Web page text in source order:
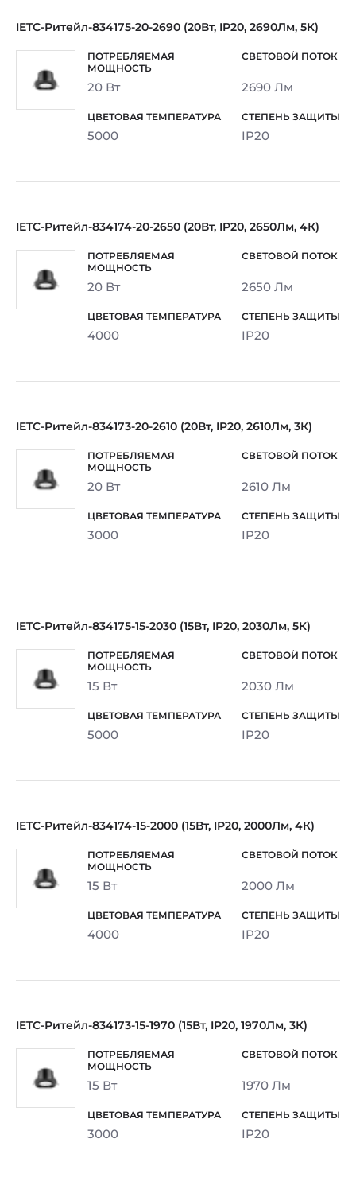
IETC-Ритейл-834175-20-2690 (20Вт, IP20, 2690Лм, 5К)
20 Вт 2690 Лм
5000 IP20
IETC-Ритейл-834174-20-2650 (20Вт, IP20, 2650Лм, 4К)
20 Вт 2650 Лм
4000 IP20
IETC-Ритейл-834173-20-2610 (20Вт, IP20, 2610Лм, 3К)
20 Вт 2610 Лм
3000 IP20
IETC-Ритейл-834175-15-2030 (15Вт, IP20, 2030Лм, 5К)
15 Вт 2030 Лм
5000 IP20
IETC-Ритейл-834174-15-2000 (15Вт, IP20, 2000Лм, 4К)
15 Вт 2000 Лм
4000 IP20
IETC-Ритейл-834173-15-1970 (15Вт, IP20, 1970Лм, 3К)
15 Вт 1970 Лм
3000 IP20